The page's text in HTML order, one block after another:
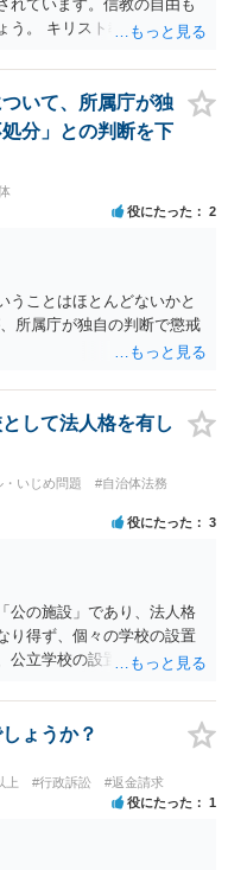
れています。信教の自由も
う。 キリスト教の信仰につ
したり、それら儀式の遂行
許されるとは思えません。
いて、所属庁が独
分」との判断を下
役にたった 2
うことはほとんどないかと
所属庁が独自の判断で懲戒
して法人格を有し
いじめ問題
#自治体法務
役にたった 3
公の施設」であり、法人格
り得ず、個々の学校の設置
公立学校の設置者である地
業の主体となっています。
扱いとしては「教育機関」
政財産」とされています。
ょうか？
上 #行政訴訟 #返金請求
役にたった 1